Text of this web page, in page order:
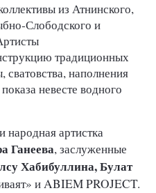
из Атнинского,
и
традиционных
наполнения
невесте водного
народная артистка
Ганеева, заслуженные
Хабибуллина, Булат
и ABIEM PROJECT.